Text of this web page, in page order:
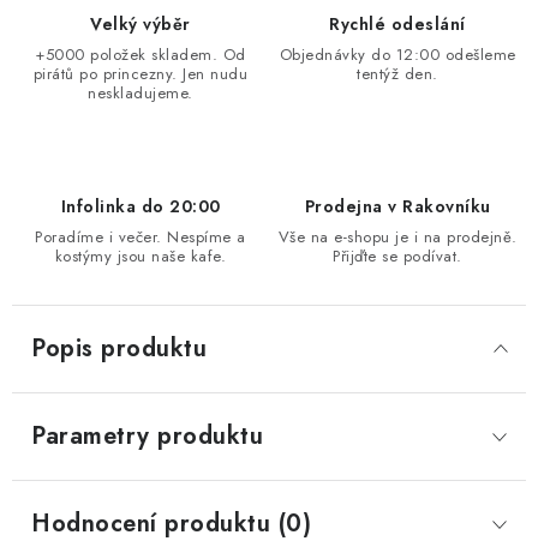
Velký výběr
+5000 položek skladem. Od
pirátů po princezny. Jen nudu
neskladujeme.
Rychlé odeslání
Objednávky do 12:00 odešleme
tentýž den.
Infolinka do 20:00
Poradíme i večer. Nespíme a
kostýmy jsou naše kafe.
Prodejna v Rakovníku
Vše na e-shopu je i na prodejně.
Přijďte se podívat.
Popis produktu
Parametry produktu
Hodnocení produktu (0)